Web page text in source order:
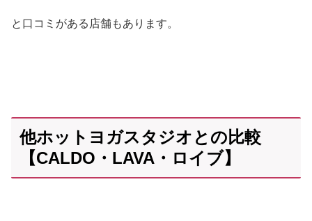
と口コミがある店舗もあります。
他ホットヨガスタジオとの比較
【CALDO・LAVA・ロイブ】